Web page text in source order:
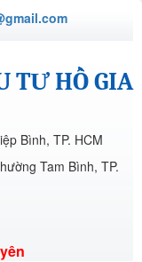
TƯ HỒ GIA
Bình, TP. HCM
Tam Bình, TP.